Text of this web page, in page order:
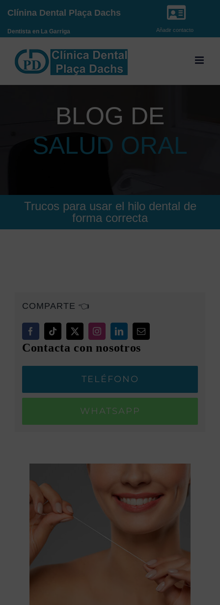
Saltar
Clínina Dental Plaça Dachs
Dentista en La Garriga Añadir contacto
BLOG DE
SALUD ORAL
Trucos para usar el hilo dental de
forma correcta
COMPARTE 👈
Contacta con nosotros
TELÉFONO
WHATSAPP